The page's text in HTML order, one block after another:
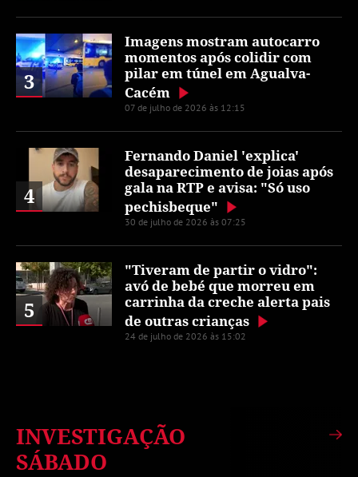
3
Imagens mostram autocarro
momentos após colidir com
pilar em túnel em Agualva-
Cacém
07 de julho de 2026 às 12:15
4
Fernando Daniel 'explica'
desaparecimento de joias após
gala na RTP e avisa: "Só uso
pechisbeque"
30 de julho de 2026 às 07:25
5
"Tiveram de partir o vidro":
avó de bebé que morreu em
carrinha da creche alerta pais
de outras crianças
24 de julho de 2026 às 15:02
INVESTIGAÇÃO
SÁBADO